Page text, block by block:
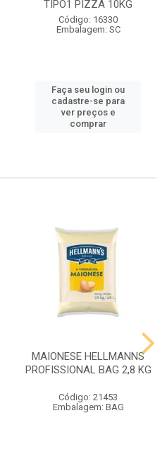
TIPO1 PIZZA 10KG
Código: 16330
Embalagem: SC
Faça seu login ou
cadastre-se para
ver preços e
comprar
MAIONESE HELLMANNS
PROFISSIONAL BAG 2,8 KG
Código: 21453
Embalagem: BAG